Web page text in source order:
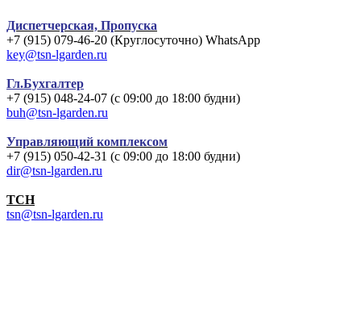
Диспетчерская, Пропуска
+7 (915) 079-46-20 (Круглосуточно) WhatsApp
key@tsn-lgarden.ru
Гл.Бухгалтер
+7 (915) 048-24-07 (с 09:00 до 18:00 будни)
buh@tsn-lgarden.ru
Управляющий комплексом
+7 (915) 050-42-31 (с 09:00 до 18:00 будни)
dir@tsn-lgarden.ru
TCH
tsn@tsn-lgarden.ru